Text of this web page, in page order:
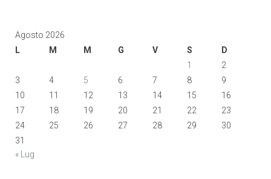
Agosto 2026
L
M M G V S
D
1
2
3
4 5 6 7 8
9
10
11 12 13 14 15
16
17
18 19 20 21 22
23
24
25 26 27 28 29
30
31
« Lug